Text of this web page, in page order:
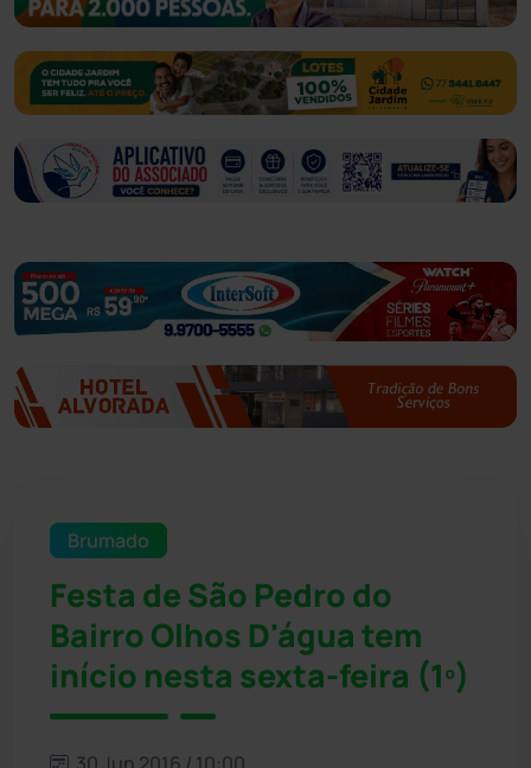
Brumado
Festa de São Pedro do
Bairro Olhos D'água tem
início nesta sexta-feira (1º)